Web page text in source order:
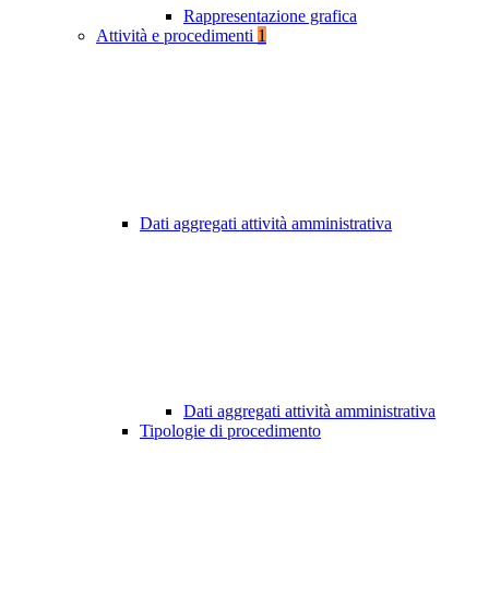
Rappresentazione grafica
Attività e procedimenti 1
Dati aggregati attività amministrativa
Dati aggregati attività amministrativa
Tipologie di procedimento